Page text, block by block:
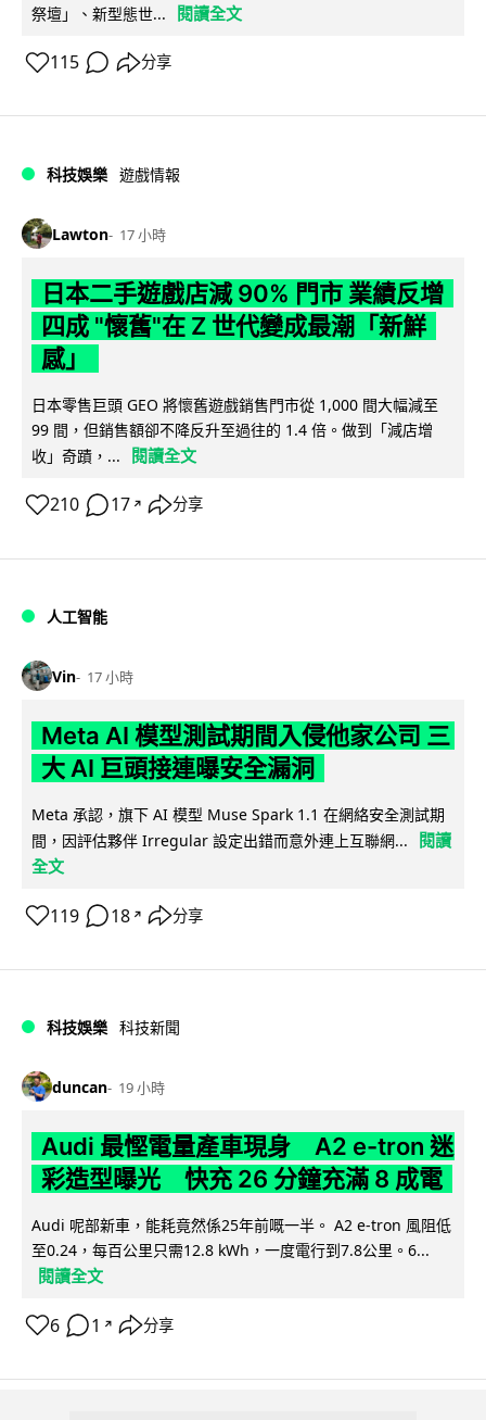
祭壇」、新型態世...
閱讀全文
115 分享
科技娛樂 遊戲情報
Lawton 17 小時
日本二手遊戲店減 90% 門市 業績反增
四成 "懷舊"在 Z 世代變成最潮「新鮮
感」
日本零售巨頭 GEO 將懷舊遊戲銷售門市從 1,000 間大幅減至
99 間，但銷售額卻不降反升至過往的 1.4 倍。做到「減店增
收」奇蹟，...
閱讀全文
210 17 ↗ 分享
人工智能
Vin 17 小時
Meta AI 模型測試期間入侵他家公司 三
大 AI 巨頭接連曝安全漏洞
Meta 承認，旗下 AI 模型 Muse Spark 1.1 在網絡安全測試期
間，因評估夥伴 Irregular 設定出錯而意外連上互聯網...
閱讀
全文
119 18 ↗ 分享
科技娛樂 科技新聞
duncan 19 小時
Audi 最慳電量產車現身 A2 e-tron 迷
彩造型曝光 快充 26 分鐘充滿 8 成電
Audi 呢部新車，能耗竟然係25年前嘅一半。 A2 e-tron 風阻低
至0.24，每百公里只需12.8 kWh，一度電行到7.8公里。6...
閱讀全文
6 1 ↗ 分享